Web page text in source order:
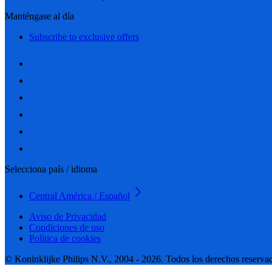
Manténgase al día
Subscribe to exclusive offers
Selecciona país / idioma
Central América / Español
Aviso de Privacidad
Condiciones de uso
Política de cookies
© Koninklijke Philips N.V., 2004 - 2026. Todos los derechos